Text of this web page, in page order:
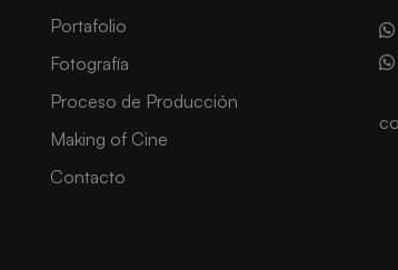
Portafolio
Fotografía
Proceso de Producción
Making of Cine
Contacto